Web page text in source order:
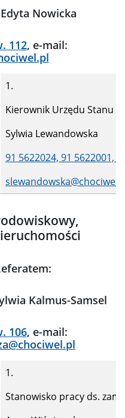
Nowicka
112, e-mail:
1.
Kierownik Urzędu Stanu
Sylwia Lewandowska
91 5622024, 91 5622001,
Kalmus-Samsel
106, e-mail:
1.
Stanowisko pracy ds.